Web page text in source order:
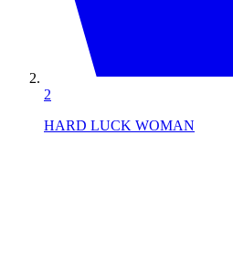
2
HARD LUCK WOMAN